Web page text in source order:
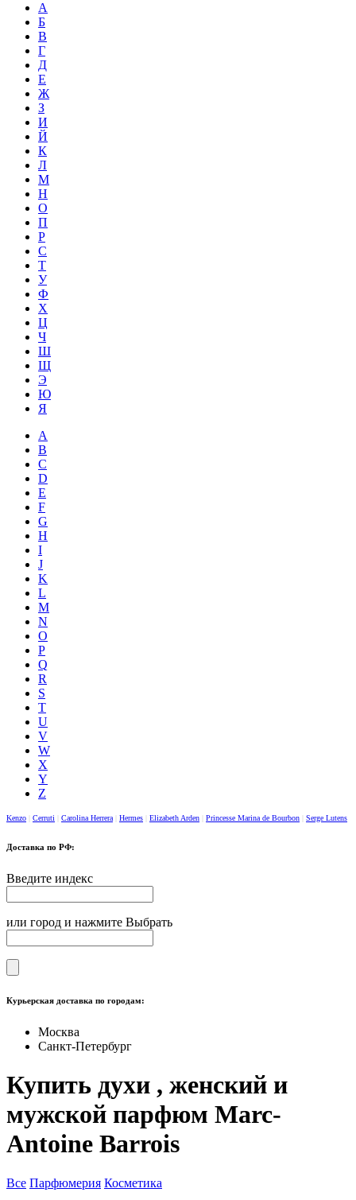
А
Б
В
Г
Д
Е
Ж
З
И
Й
К
Л
М
Н
О
П
Р
С
Т
У
Ф
Х
Ц
Ч
Ш
Щ
Э
Ю
Я
A
B
C
D
E
F
G
H
I
J
K
L
M
N
O
P
Q
R
S
T
U
V
W
X
Y
Z
Kenzo Cerruti Carolina Herrera Hermes Elizabeth Arden Princesse Marina de Bourbon Serge Lutens
Доставка по РФ:
Введите индекс
или город и нажмите Выбрать
Курьерская доставка по городам:
Москва
Санкт-Петербург
Купить духи , женский и
мужской парфюм Marc-
Antoine Barrois
Все Парфюмерия Косметика